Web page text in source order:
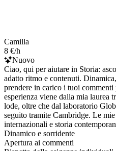
Camilla
8 €/h
Nuovo
Ciao, qui per aiutare in Storia:
adatto ritmo e contenuti.
prendere in carico i tuoi
esperienza viene dalla mia laurea
lode, oltre che dal laboratorio
seguito tramite Cambridge. Le
internazionali e storia
Dinamico e sorridente
Apertura ai commenti